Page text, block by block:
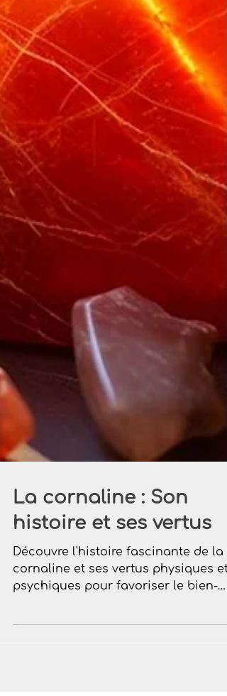
La cornaline : Son
histoire et ses vertus
Découvre l'histoire fascinante de la
psychiques pour favoriser le bien-